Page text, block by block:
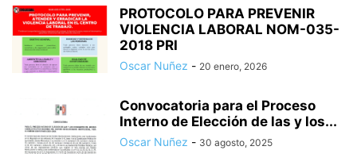
PROTOCOLO PARA PREVENIR
VIOLENCIA LABORAL NOM-035-
2018 PRI
Oscar Nuñez - 20 enero, 2026
Convocatoria para el Proceso
Interno de Elección de las y los...
Oscar Nuñez - 30 agosto, 2025